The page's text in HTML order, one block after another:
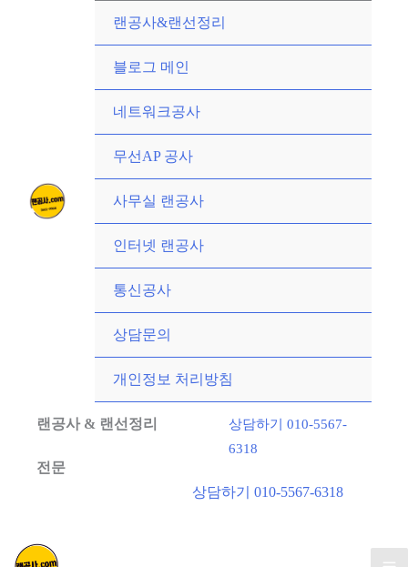
랜공사&랜선정리
블로그 메인
네트워크공사
무선AP 공사
사무실 랜공사
인터넷 랜공사
통신공사
상담문의
개인정보 처리방침
랜공사 & 랜선정리
전문
상담하기 010-5567-
6318
상담하기 010-5567-6318